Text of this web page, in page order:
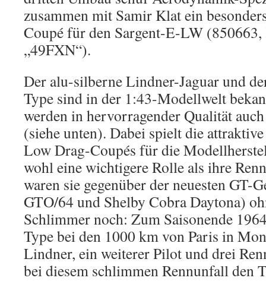
zusammen mit Samir Klat ein
Coupé für den Sargent-E-LW (850663,
„49FXN“).
Der alu-silberne Lindner-Jaguar und
Type sind in der 1:43-Modellwelt
werden in hervorragender Qualität
(siehe unten). Dabei spielt die
Low Drag-Coupés für die
wohl eine wichtigere Rolle als ihre
waren sie gegenüber der neuesten GT-
GTO/64 und Shelby Cobra Daytona)
Schlimmer noch: Zum Saisonende
Type bei den 1000 km von Paris in
Lindner, ein weiterer Pilot und drei
bei diesem schlimmen Rennunfall den